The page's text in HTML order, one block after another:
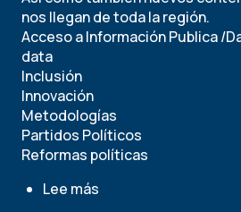
nos llegan de toda la región.
Acceso a Información Publica /
data
Inclusión
Innovación
Metodologías
Partidos Políticos
Reformas políticas
Lee más